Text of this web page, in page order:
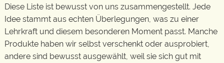
Diese Liste ist bewusst von uns zusammengestellt. Jede
Idee stammt aus echten Überlegungen, was zu einer
Lehrkraft und diesem besonderen Moment passt. Manche
Produkte haben wir selbst verschenkt oder ausprobiert,
andere sind bewusst ausgewählt, weil sie sich gut mit